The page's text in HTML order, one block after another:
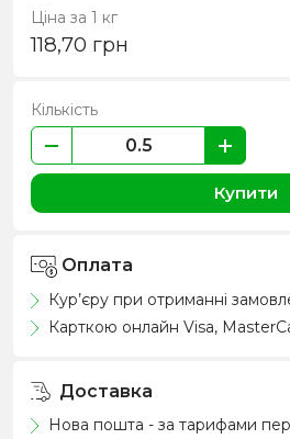
Ціна за 1 кг
118,70 грн
Кількість
Купити
Оплата
Кур’єру при отриманні
Карткою онлайн Visa,
Доставка
Нова пошта - за тарифами